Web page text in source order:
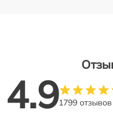
4.91799 отзывов